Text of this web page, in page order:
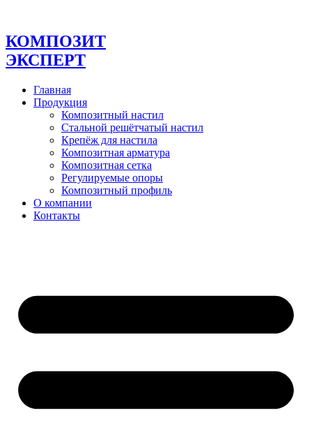
содержимому
КОМПОЗИТ
ЭКСПЕРТ
Главная
Продукция
Композитный настил
Стальной решётчатый настил
Крепёж для настила
Композитная арматура
Композитная сетка
Регулируемые опоры
Композитный профиль
О компании
Контакты